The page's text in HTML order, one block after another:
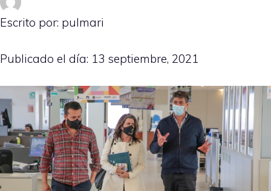
Escrito por: pulmari
Publicado el día: 13 septiembre, 2021